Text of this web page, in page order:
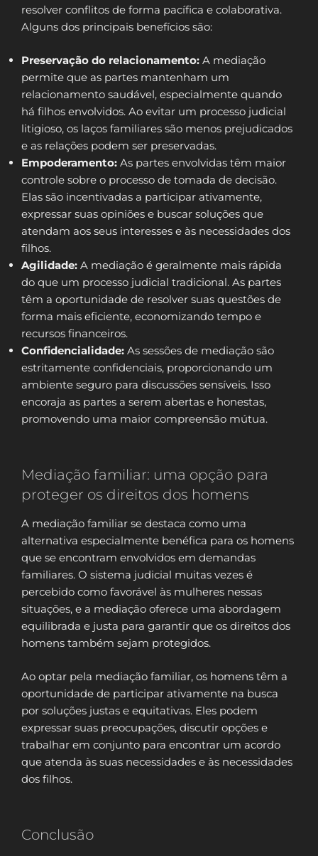
resolver conflitos de forma pacífica e colaborativa.
Alguns dos principais benefícios são:
Preservação do relacionamento: A mediação
permite que as partes mantenham um
relacionamento saudável, especialmente quando
há filhos envolvidos. Ao evitar um processo judicial
litigioso, os laços familiares são menos prejudicados
e as relações podem ser preservadas.
Empoderamento: As partes envolvidas têm maior
controle sobre o processo de tomada de decisão.
Elas são incentivadas a participar ativamente,
expressar suas opiniões e buscar soluções que
atendam aos seus interesses e às necessidades dos
filhos.
Agilidade: A mediação é geralmente mais rápida
do que um processo judicial tradicional. As partes
têm a oportunidade de resolver suas questões de
forma mais eficiente, economizando tempo e
recursos financeiros.
Confidencialidade: As sessões de mediação são
estritamente confidenciais, proporcionando um
ambiente seguro para discussões sensíveis. Isso
encoraja as partes a serem abertas e honestas,
promovendo uma maior compreensão mútua.
Mediação familiar: uma opção para
proteger os direitos dos homens
A mediação familiar se destaca como uma
alternativa especialmente benéfica para os homens
que se encontram envolvidos em demandas
familiares. O sistema judicial muitas vezes é
percebido como favorável às mulheres nessas
situações, e a mediação oferece uma abordagem
equilibrada e justa para garantir que os direitos dos
homens também sejam protegidos.
Ao optar pela mediação familiar, os homens têm a
oportunidade de participar ativamente na busca
por soluções justas e equitativas. Eles podem
expressar suas preocupações, discutir opções e
trabalhar em conjunto para encontrar um acordo
que atenda às suas necessidades e às necessidades
dos filhos.
Conclusão